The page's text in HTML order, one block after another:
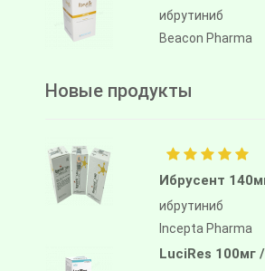
ибрутиниб
Beacon Pharma
Новые продукты
Ибрусент
ибрутиниб
Incepta Pharma
LuciRes 100мг